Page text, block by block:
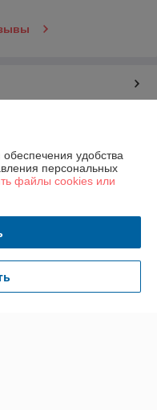
удобства
персональных
файлы cookies или